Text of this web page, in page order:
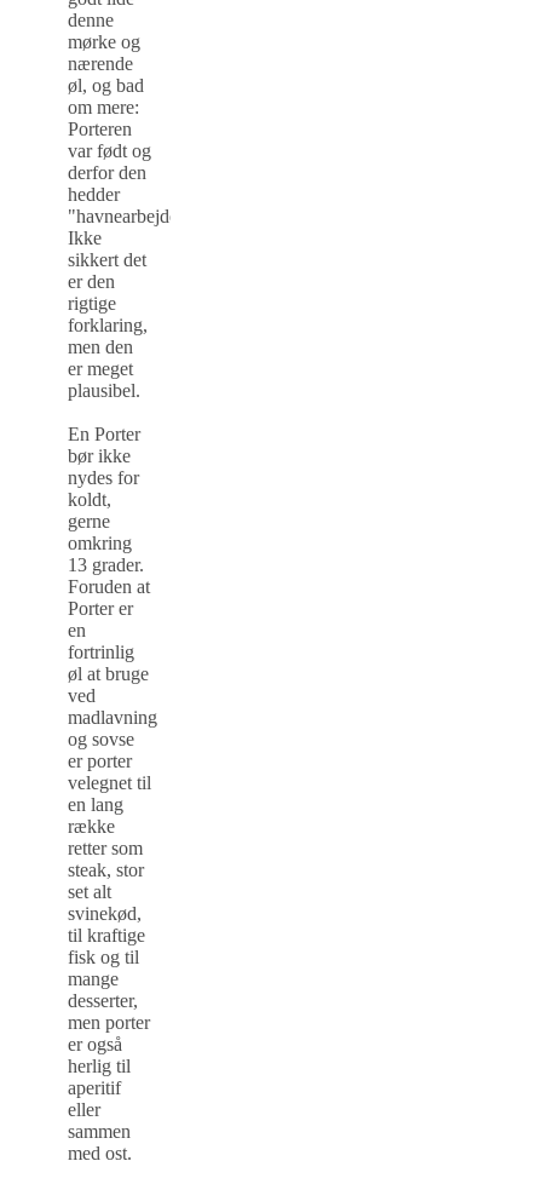
denne
mørke og
nærende
øl, og bad
om mere:
Porteren
var født og
derfor den
hedder
"havnearbejder".
Ikke
sikkert det
er den
rigtige
forklaring,
men den
er meget
plausibel.
En Porter
bør ikke
nydes for
koldt,
gerne
omkring
13 grader.
Foruden at
Porter er
en
fortrinlig
øl at bruge
ved
madlavning
og sovse
er porter
velegnet til
en lang
række
retter som
steak, stor
set alt
svinekød,
til kraftige
fisk og til
mange
desserter,
men porter
er også
herlig til
aperitif
eller
sammen
med ost.